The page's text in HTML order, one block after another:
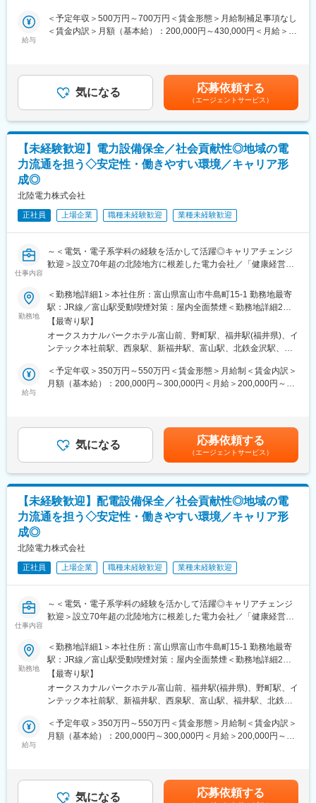
様な業界・企業とのネットワークを広げられるのも大きな魅力で
す。自らの提案やコンサルティングが、企業の環境対応や事業成
◎豊富な水資源を活用した高い水力比率を強みとし多種多様な電
源を開発した独自のエネルギーミックスで低廉な電力提供を可能
としてきた当社。地域の未来をえがき、「総合エネルギー事業」
拡大に向けて進んでいます。
◎IUターン歓迎です。当社にご入社いただく際の引越費用や移動
費用は支給されます。社内規定に該当する場合寮や社宅へご入居
いただきます。
ていく必要があります。
これに伴い、技術的な知見と営業力を兼ね備え、企業のカーボン
い方のご応募をお待ちしています。
ティング業務を担当していただきます。
〇法人お客様（工場、ビル等）の施設・設備の技術営業
（機器選定、設計、制御、コスト試算などコンサルティング）
（機器選定、設計、制御、コスト試算）
■やりがい：
ことで、地域社会や産業の持続可能な発展に貢献することができ
ます。お客さまの課題解決に直接携わり、最新のエネルギー技術
やソリューションを提案することで、自身の専門性を高めながら
社会的意義の高い仕事に取り組むことができます。
また、地域を代表する電力会社としての信頼と実績を活かし、多
す。自らの提案やコンサルティングが、企業の環境対応や事業成
長につながる達成感を得られるポジションです。
源を開発した独自のエネルギーミックスで低廉な電力提供を可能
としてきた当社。地域の未来をえがき、「総合エネルギー事業」
拡大に向けて進んでいます。
◎IUターン歓迎です。当社にご入社いただく際の引越費用や移動
費用は支給されます。社内規定に該当する場合寮や社宅へご入居
いただきます。
給与
＜予定年収＞500万円～700万円＜賃金形態＞月給制補足事項なし
＜賃金内訳＞月額（基本給）：200,000円～430,000円＜月給＞
通じて上下する可能性があります。月給(月額)は固定手当を含めた
表記です。気になる 応募依頼する
（エージェントサービス）
【未経験歓迎】電力設備保全／社会貢献性◎地域の電
力流通を担う◇安定性・働きやすい環境／キャリア形
成◎
北陸電力株式会社
正社員 上場企業 職種未経験歓迎 業種未経験歓迎
仕事内容
～＜電気・電子系学科の経験を活かして活躍◎キャリアチェンジ
歓迎＞設立70年超の北陸地方に根差した電力会社／「健康経営優
して働ける◎／働きやすい環境で仕事もプライベートも充実～
■業務内容：
～地域の生活の基盤を支える大切な仕事を担うやりがい◎～
当社にて、電力設備（変電所、送電線等）の巡視点検業務および
修理・取替の設計・工事監理業務をお任せします。電気・電子系
学科の経験を活かし、未経験からでも着実なキャリア形成が可能
です。
◇年間休日123日とメリハリのある働き方◎
◇平均勤続年数21.9年と長く働き続けている方多数在籍◎
◇UIターン歓迎／入社の際の引越費用や移動費用は支給◎
■就業時間補足：
・8:40～17:20（実働7時間40分）
・フレックスタイム勤務が可能です。
１直 00：00～08：15
※上記は一例となっております。
部門・働き方により異なるため、ジョブマッチング面談内にて詳
■当社の魅力：
豊富な水資源を活用した高い水力比率を強みとし多種多様な電源
を開発した独自のエネルギーミックスで低廉な電力提供を可能と
してきた当社。地域の未来をえがき、「総合エネルギー事業」拡
勤務地
＜勤務地詳細1＞本社住所：富山県富山市牛島町15-1 勤務地最寄
駅：JR線／富山駅受動喫煙対策：屋内全面禁煙＜勤務地詳細2＞
石川支店住所：石川県金沢市下本多町六番丁11番地 勤務地最寄
駅：北鉄石川線／野町駅受動喫煙対策：屋内全面禁煙＜勤務地詳
細3＞福井支店住所：福井県福井市日之出1丁目4番1号 勤務地最寄
【最寄り駅】
オークスカナルパークホテル富山前、野町駅、福井駅(福井県)、イ
ンテック本社前駅、西泉駅、新福井駅、富山駅、北鉄金沢駅、福
給与
＜予定年収＞350万円～550万円＜賃金形態＞月給制＜賃金内訳＞
月額（基本給）：200,000円～300,000円＜月給＞200,000円～
る可能性があります。月給(月額)は固定手当を含めた表記です。
気になる 応募依頼する
（エージェントサービス）
【未経験歓迎】配電設備保全／社会貢献性◎地域の電
力流通を担う◇安定性・働きやすい環境／キャリア形
成◎
北陸電力株式会社
正社員 上場企業 職種未経験歓迎 業種未経験歓迎
仕事内容
～＜電気・電子系学科の経験を活かして活躍◎キャリアチェンジ
歓迎＞設立70年超の北陸地方に根差した電力会社／「健康経営優
して働ける◎／働きやすい環境で仕事もプライベートも充実～
■業務内容：
～地域の生活の基盤を支える大切な仕事を担うやりがい◎～
当社にて、配電設備の巡視・点検・設計・工事管理・系統運用に
係る業務をお任せします。電気・電子系学科の経験を活かし、未
経験からでも着実なキャリア形成が可能です。
◇平均勤続年数21.9年と長く働き続けている方多数在籍◎
◇UIターン歓迎／入社の際の引越費用や移動費用は支給◎
勤務地
＜勤務地詳細1＞本社住所：富山県富山市牛島町15-1 勤務地最寄
駅：JR線／富山駅受動喫煙対策：屋内全面禁煙＜勤務地詳細2＞
福井支店住所：福井県福井市日之出1丁目4番1号 勤務地最寄駅：
JR線／福井駅受動喫煙対策：屋内全面禁煙＜勤務地詳細3＞石川
支店住所：石川県金沢市下本多町六番丁11番地 勤務地最寄駅：北
【最寄り駅】
オークスカナルパークホテル富山前、福井駅(福井県)、野町駅、イ
ンテック本社前駅、新福井駅、西泉駅、富山駅、福井駅、北鉄金
給与
＜予定年収＞350万円～550万円＜賃金形態＞月給制＜賃金内訳＞
月額（基本給）：200,000円～300,000円＜月給＞200,000円～
る可能性があります。月給(月額)は固定手当を含めた表記です。
気になる 応募依頼する